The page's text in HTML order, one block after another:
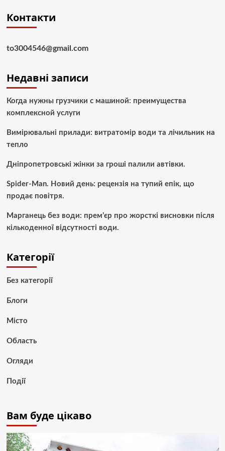
Контакти
to3004546@gmail.com
Недавні записи
Когда нужны грузчики с машиной: преимущества
комплексной услуги
Вимірювальні прилади: витратомір води та лічильник на
тепло
Дніпропетровські жінки за гроші палили автівки.
Spider-Man. Новий день: рецензія на тупий епік, що
продає повітря.
Марганець без води: прем’єр про жорсткі висновки після
кількоденної відсутності води.
Категорії
Без категорії
Блоги
Місто
Область
Огляди
Події
Вам буде цікаво